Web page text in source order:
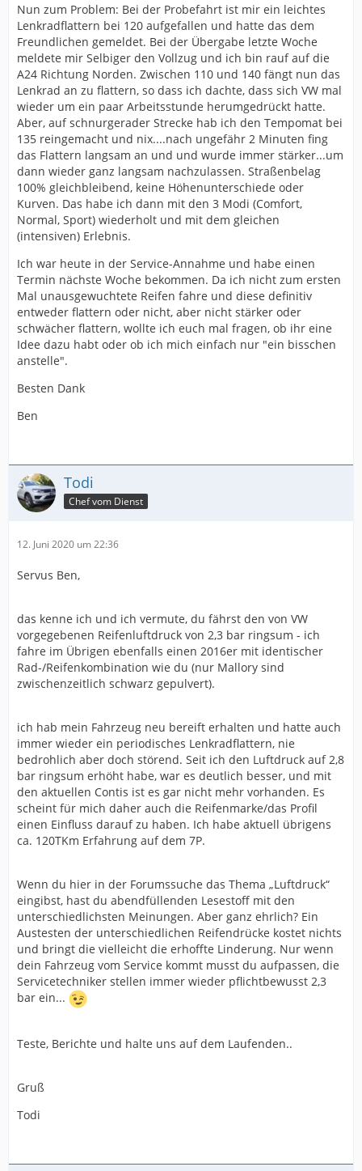
Nun zum Problem: Bei der Probefahrt ist mir ein leichtes
Lenkradflattern bei 120 aufgefallen und hatte das dem
Freundlichen gemeldet. Bei der Übergabe letzte Woche
meldete mir Selbiger den Vollzug und ich bin rauf auf die
A24 Richtung Norden. Zwischen 110 und 140 fängt nun das
Lenkrad an zu flattern, so dass ich dachte, dass sich VW mal
wieder um ein paar Arbeitsstunde herumgedrückt hatte.
Aber, auf schnurgerader Strecke hab ich den Tempomat bei
135 reingemacht und nix....nach ungefähr 2 Minuten fing
das Flattern langsam an und und wurde immer stärker...um
dann wieder ganz langsam nachzulassen. Straßenbelag
100% gleichbleibend, keine Höhenunterschiede oder
Kurven. Das habe ich dann mit den 3 Modi (Comfort,
Normal, Sport) wiederholt und mit dem gleichen
(intensiven) Erlebnis.
Ich war heute in der Service-Annahme und habe einen
Termin nächste Woche bekommen. Da ich nicht zum ersten
Mal unausgewuchtete Reifen fahre und diese definitiv
entweder flattern oder nicht, aber nicht stärker oder
schwächer flattern, wollte ich euch mal fragen, ob ihr eine
Idee dazu habt oder ob ich mich einfach nur "ein bisschen
anstelle".
Besten Dank
Ben
Todi
Chef vom Dienst
12. Juni 2020 um 22:36
Servus Ben,
das kenne ich und ich vermute, du fährst den von VW
vorgegebenen Reifenluftdruck von 2,3 bar ringsum - ich
fahre im Übrigen ebenfalls einen 2016er mit identischer
Rad-/Reifenkombination wie du (nur Mallory sind
zwischenzeitlich schwarz gepulvert).
ich hab mein Fahrzeug neu bereift erhalten und hatte auch
immer wieder ein periodisches Lenkradflattern, nie
bedrohlich aber doch störend. Seit ich den Luftdruck auf 2,8
bar ringsum erhöht habe, war es deutlich besser, und mit
den aktuellen Contis ist es gar nicht mehr vorhanden. Es
scheint für mich daher auch die Reifenmarke/das Profil
einen Einfluss darauf zu haben. Ich habe aktuell übrigens
ca. 120TKm Erfahrung auf dem 7P.
Wenn du hier in der Forumssuche das Thema „Luftdruck“
eingibst, hast du abendfüllenden Lesestoff mit den
unterschiedlichsten Meinungen. Aber ganz ehrlich? Ein
Austesten der unterschiedlichen Reifendrücke kostet nichts
und bringt die vielleicht die erhoffte Linderung. Nur wenn
dein Fahrzeug vom Service kommt musst du aufpassen, die
Servicetechniker stellen immer wieder pflichtbewusst 2,3
bar ein...
Teste, Berichte und halte uns auf dem Laufenden..
Gruß
Todi